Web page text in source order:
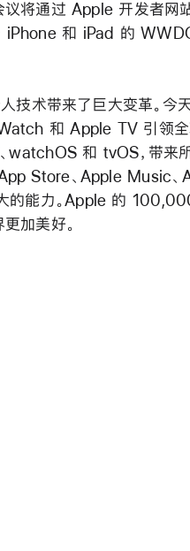
议将通过 Apple 开发者网
iPhone 和 iPad 的
术带来了巨大变革。今天
和 Apple TV 引领全
watchOS 和 tvOS，带来
Store、Apple Music、
的能力。Apple 的
加美好。